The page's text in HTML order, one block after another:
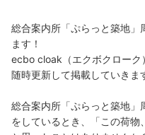
保管できる荷物数
大
8
支払い方法
現金
このコイン
総合案内所「ぷらっと築地」
ます！
ecbo cloak（エクボクローク
随時更新して掲載していきま
総合案内所「ぷらっと築地」
をしているとき、「この荷物